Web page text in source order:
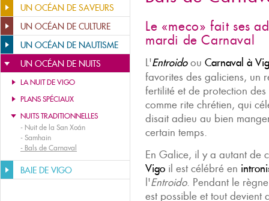
UN OCÉAN DE SAVEURS
UN OCÉAN DE CULTURE
UN OCÉAN DE NAUTISME
UN OCÉAN DE NUITS
LA NUIT DE VIGO
PLANS SPÉCIAUX
NUITS TRADITIONNELLES
- Nuit de la San Xoán
- Samhain
- Bals de Carnaval
BAIE DE VIGO
Le «meco» fait ses
mardi de Carnaval
L'Entroidoou Carnaval à
favorites des galiciens, un
fertilité et de protection
comme rite chrétien, qui
disait adieu au bien
certain temps.
En Galice, il y a autant de
Vigo il est célébré en
l'Entroido. Pendant le
est possible et tout devient